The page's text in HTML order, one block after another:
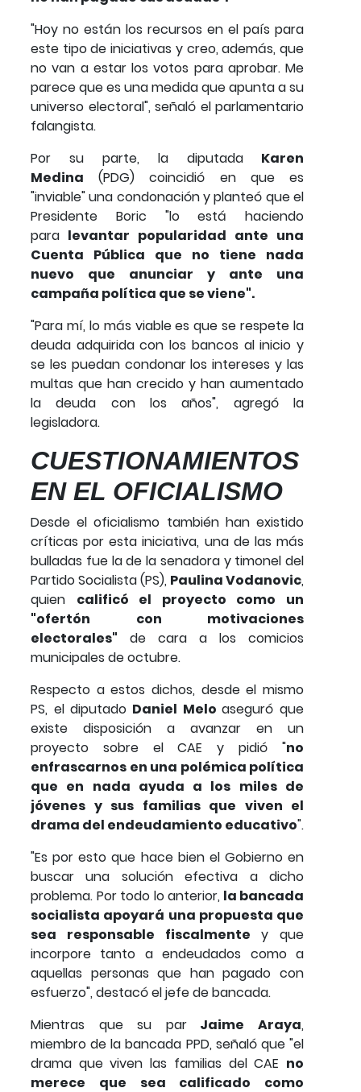
"Hoy no están los recursos en el país para
este tipo de iniciativas y creo, además, que
no van a estar los votos para aprobar. Me
parece que es una medida que apunta a su
universo electoral", señaló el parlamentario
falangista.
Por su parte, la diputada Karen
Medina (PDG) coincidió en que es
"inviable" una condonación y planteó que el
Presidente Boric "lo está haciendo
para levantar popularidad ante una
Cuenta Pública que no tiene nada
nuevo que anunciar y ante una
campaña política que se viene".
"Para mí, lo más viable es que se respete la
deuda adquirida con los bancos al inicio y
se les puedan condonar los intereses y las
multas que han crecido y han aumentado
la deuda con los años", agregó la
legisladora.
CUESTIONAMIENTOS
EN EL OFICIALISMO
Desde el oficialismo también han existido
críticas por esta iniciativa, una de las más
bulladas fue la de la senadora y timonel del
Partido Socialista (PS), Paulina Vodanovic,
quien calificó el proyecto como un
"ofertón con motivaciones
electorales" de cara a los comicios
municipales de octubre.
Respecto a estos dichos, desde el mismo
PS, el diputado Daniel Meloaseguró que
existe disposición a avanzar en un
proyecto sobre el CAE y pidió "no
enfrascarnos en una polémica política
que en nada ayuda a los miles de
jóvenes y sus familias que viven el
drama del endeudamiento educativo".
"Es por esto que hace bien el Gobierno en
buscar una solución efectiva a dicho
problema. Por todo lo anterior, la bancada
socialista apoyará una propuesta que
sea responsable fiscalmente y que
incorpore tanto a endeudados como a
aquellas personas que han pagado con
esfuerzo", destacó el jefe de bancada.
Mientras que su parJaime Araya,
miembro de la bancada PPD, señaló que "el
drama que viven las familias del CAE no
merece que sea calificado como